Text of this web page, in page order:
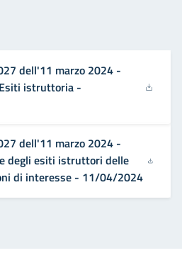
dell'11 marzo 2024 -
istruttoria -
dell'11 marzo 2024 -
degli esiti istruttori delle
di interesse - 11/04/2024